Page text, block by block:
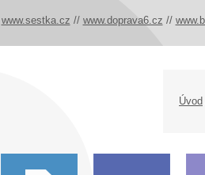
Úvod
www.sestka.cz // www.doprava6.cz //